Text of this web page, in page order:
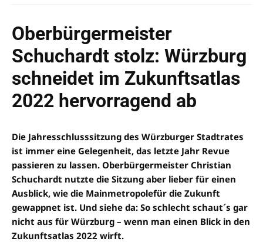
Oberbürgermeister
Schuchardt stolz: Würzburg
schneidet im Zukunftsatlas
2022 hervorragend ab
Die Jahresschlusssitzung des Würzburger Stadtrates
ist immer eine Gelegenheit, das letzte Jahr Revue
passieren zu lassen. Oberbürgermeister Christian
Schuchardt nutzte die Sitzung aber lieber für einen
Ausblick, wie die Mainmetropolefür die Zukunft
gewappnet ist. Und siehe da: So schlecht schaut´s gar
nicht aus für Würzburg – wenn man einen Blick in den
Zukunftsatlas 2022 wirft.